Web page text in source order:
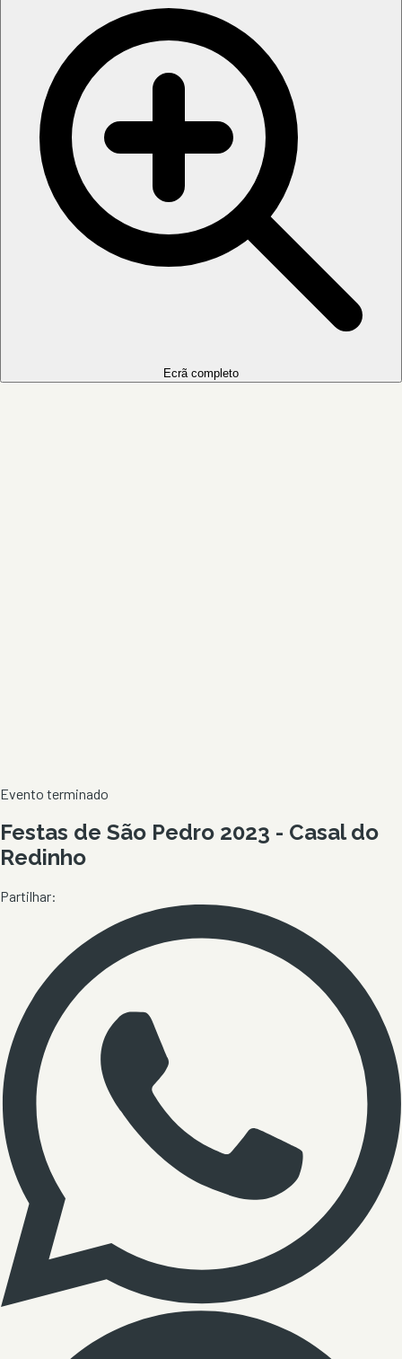
Ecrã completo
Evento terminado
Festas de São Pedro 2023 - Casal do
Redinho
Partilhar: